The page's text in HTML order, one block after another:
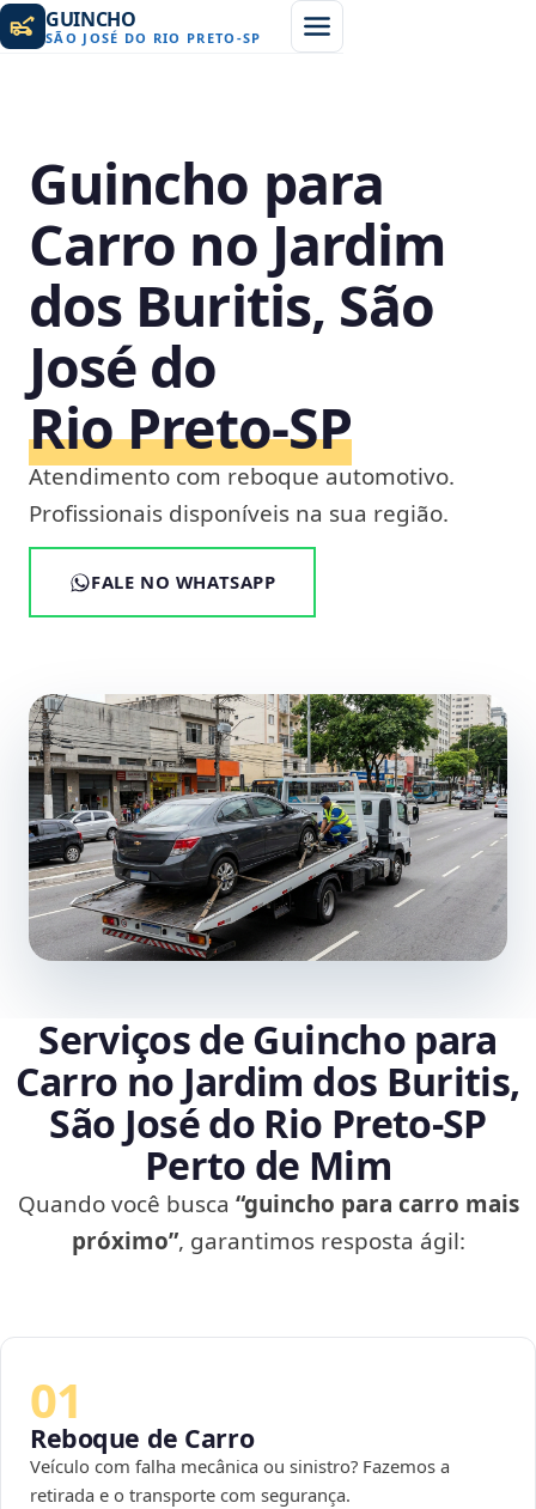
GUINCHO
SÃO JOSÉ DO RIO PRETO -SP
Guincho para
Carro no Jardim
dos Buritis, São
José do
Rio Preto‑SP
Atendimento com reboque automotivo.
Profissionais disponíveis na sua região.
FALE NO WHATSAPP
Serviços de Guincho para
Carro no Jardim dos Buritis,
São José do Rio Preto‑SP
Perto de Mim
Quando você busca “guincho para carro mais
próximo”, garantimos resposta ágil:
01
Reboque de Carro
Veículo com falha mecânica ou sinistro? Fazemos a
retirada e o transporte com segurança.